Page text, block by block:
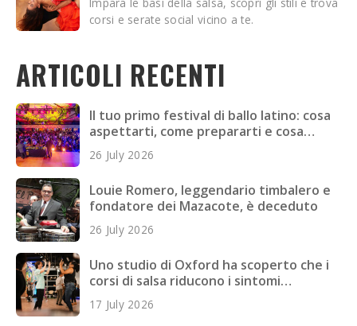
corsi e serate social vicino a te.
ARTICOLI RECENTI
Il tuo primo festival di ballo latino: cosa
aspettarti, come prepararti e cosa
portare
26 July 2026
Louie Romero, leggendario timbalero e
fondatore dei Mazacote, è deceduto
26 July 2026
Uno studio di Oxford ha scoperto che i
corsi di salsa riducono i sintomi
depressivi nei giovani adulti
17 July 2026